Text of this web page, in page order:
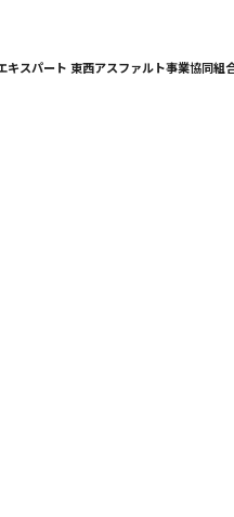
キスパート 東西アスファルト事業協同組